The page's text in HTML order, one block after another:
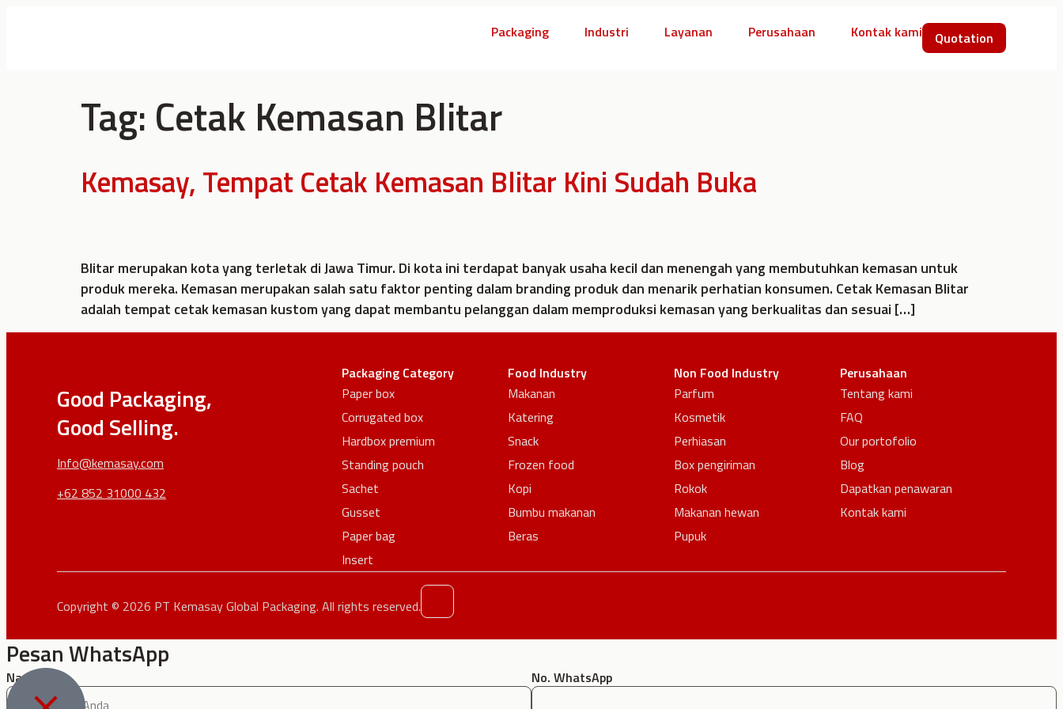
Packaging Industri Layanan Perusahaan Kontak kami Quotation
Tag: Cetak Kemasan Blitar
Kemasay, Tempat Cetak Kemasan Blitar Kini Sudah Buka
Blitar merupakan kota yang terletak di Jawa Timur. Di kota ini terdapat banyak usaha kecil dan menengah yang membutuhkan kemasan untuk
produk mereka. Kemasan merupakan salah satu faktor penting dalam branding produk dan menarik perhatian konsumen. Cetak Kemasan Blitar
adalah tempat cetak kemasan kustom yang dapat membantu pelanggan dalam memproduksi kemasan yang berkualitas dan sesuai […]
Good Packaging,
Good Selling.
Info@kemasay.com
+62 852 31000 432
Packaging Category
Paper box
Corrugated box
Hardbox premium
Standing pouch
Sachet
Gusset
Paper bag
Insert
Food Industry
Makanan
Katering
Snack
Frozen food
Kopi
Bumbu makanan
Beras
Non Food Industry
Parfum
Kosmetik
Perhiasan
Box pengiriman
Rokok
Makanan hewan
Pupuk
Perusahaan
Tentang kami
FAQ
Our portofolio
Blog
Dapatkan penawaran
Kontak kami
Copyright © 2026 PT Kemasay Global Packaging. All rights reserved.
Pesan WhatsApp
Nama No. WhatsApp